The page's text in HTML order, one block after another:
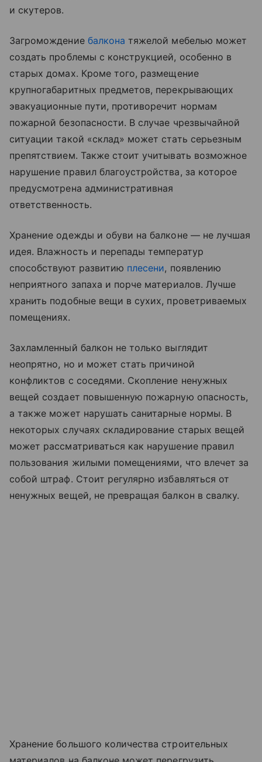
и скутеров.
Загромождение балкона тяжелой мебелью может
создать проблемы с конструкцией, особенно в
старых домах. Кроме того, размещение
крупногабаритных предметов, перекрывающих
эвакуационные пути, противоречит нормам
пожарной безопасности. В случае чрезвычайной
ситуации такой «склад» может стать серьезным
препятствием. Также стоит учитывать возможное
нарушение правил благоустройства, за которое
предусмотрена административная
ответственность.
Хранение одежды и обуви на балконе — не лучшая
идея. Влажность и перепады температур
способствуют развитию плесени, появлению
неприятного запаха и порче материалов. Лучше
хранить подобные вещи в сухих, проветриваемых
помещениях.
Захламленный балкон не только выглядит
неопрятно, но и может стать причиной
конфликтов с соседями. Скопление ненужных
вещей создает повышенную пожарную опасность,
а также может нарушать санитарные нормы. В
некоторых случаях складирование старых вещей
может рассматриваться как нарушение правил
пользования жилыми помещениями, что влечет за
собой штраф. Стоит регулярно избавляться от
ненужных вещей, не превращая балкон в свалку.
Хранение большого количества строительных